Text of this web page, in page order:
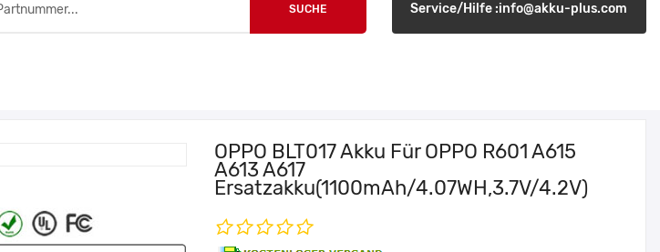
SUCHE Service/Hilfe :info@akku-plus.com
OPPO BLT017 Akku Für OPPO R601 A615
A613 A617
Ersatzakku(1100mAh/4.07WH,3.7V/4.2V)